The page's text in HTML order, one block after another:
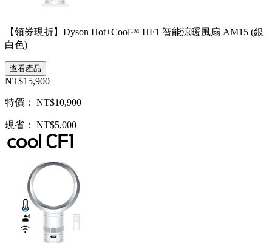
【領券現折】Dyson Hot+Cool™ HF1 智能涼暖風扇 AM15 (銀
白色)
查看產品
NT$15,900
特價： NT$10,900
現省： NT$5,000